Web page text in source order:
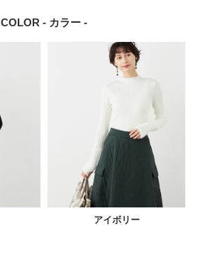
COLOR - カラー -
アイボリー